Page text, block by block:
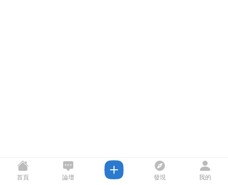
首頁 論壇 發現 我的